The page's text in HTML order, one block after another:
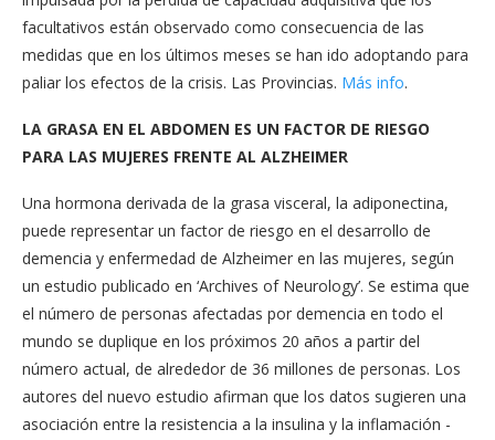
facultativos están observado como consecuencia de las
medidas que en los últimos meses se han ido adoptando para
paliar los efectos de la crisis. Las Provincias. Más info.
LA GRASA EN EL ABDOMEN ES UN FACTOR DE RIESGO
PARA LAS MUJERES FRENTE AL ALZHEIMER
Una hormona derivada de la grasa visceral, la adiponectina,
puede representar un factor de riesgo en el desarrollo de
demencia y enfermedad de Alzheimer en las mujeres, según
un estudio publicado en ‘Archives of Neurology’. Se estima que
el número de personas afectadas por demencia en todo el
mundo se duplique en los próximos 20 años a partir del
número actual, de alrededor de 36 millones de personas. Los
autores del nuevo estudio afirman que los datos sugieren una
asociación entre la resistencia a la insulina y la inflamación -